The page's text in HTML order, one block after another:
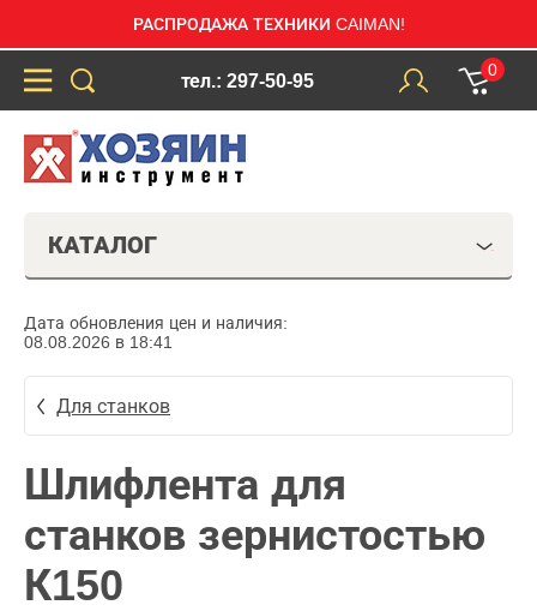
РАСПРОДАЖА ТЕХНИКИ CAIMAN!
тел.: 297-50-95
0
КАТАЛОГ
Дата обновления цен и наличия:
08.08.2026 в 18:41
Для станков
Шлифлента для
станков зернистостью
К150